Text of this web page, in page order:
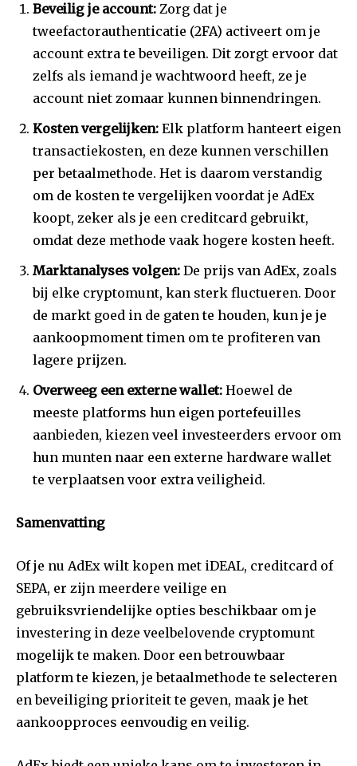
Beveilig je account: Zorg dat je
tweefactorauthenticatie (2FA) activeert om je
account extra te beveiligen. Dit zorgt ervoor dat
zelfs als iemand je wachtwoord heeft, ze je
account niet zomaar kunnen binnendringen.
Kosten vergelijken: Elk platform hanteert eigen
transactiekosten, en deze kunnen verschillen
per betaalmethode. Het is daarom verstandig
om de kosten te vergelijken voordat je AdEx
koopt, zeker als je een creditcard gebruikt,
omdat deze methode vaak hogere kosten heeft.
Marktanalyses volgen: De prijs van AdEx, zoals
bij elke cryptomunt, kan sterk fluctueren. Door
de markt goed in de gaten te houden, kun je je
aankoopmoment timen om te profiteren van
lagere prijzen.
Overweeg een externe wallet: Hoewel de
meeste platforms hun eigen portefeuilles
aanbieden, kiezen veel investeerders ervoor om
hun munten naar een externe hardware wallet
te verplaatsen voor extra veiligheid.
Samenvatting
Of je nu AdEx wilt kopen met iDEAL, creditcard of
SEPA, er zijn meerdere veilige en
gebruiksvriendelijke opties beschikbaar om je
investering in deze veelbelovende cryptomunt
mogelijk te maken. Door een betrouwbaar
platform te kiezen, je betaalmethode te selecteren
en beveiliging prioriteit te geven, maak je het
aankoopproces eenvoudig en veilig.